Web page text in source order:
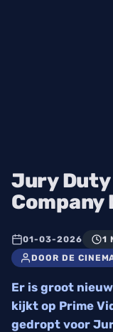
Jury
01-03-2026
1
DOOR DE
Er is groot
kijkt op Prime
gedropt voor